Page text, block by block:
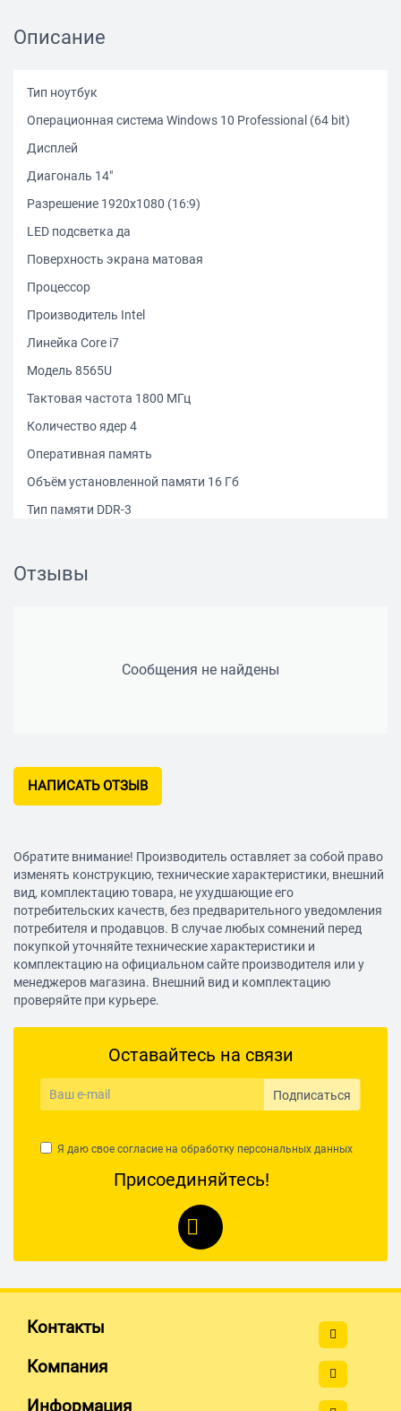
Описание
Тип ноутбук
Операционная система Windows 10 Professional (64 bit)
Дисплей
Диагональ 14"
Разрешение 1920x1080 (16:9)
LED подсветка да
Поверхность экрана матовая
Процессор
Производитель Intel
Линейка Core i7
Модель 8565U
Тактовая частота 1800 МГц
Количество ядер 4
Оперативная память
Объём установленной памяти 16 Гб
Тип памяти DDR-3
Тип графического контроллера интегрированный
Звук HD Audio
Встроенные динамики да
Привод
Оптический привод нет
Сеть
Сетевой интерфейс Gigabit Ethernet (10/100/1000 Мбит/с),
Wi-Fi, Bluetooth, 3G, LTE
Стандарт Wi-Fi 802.11b, 802.11g, 802.11n, 802.11ac
Интерфейсы 2 x USB 3.0, HDMI, 2 x Thunderbolt 3/USB-C,
наушники, микрофон
Веб-камера есть
Ёмкость батареи (мАч) 3230
- 32GB Intel Optane для ускорения работы системы
хранения данных
Размеры (ШхВхГ) 324 x 15 x 217 мм
Вес 1.09 кг
Отзывы
Сообщения не найдены
НАПИСАТЬ ОТЗЫВ
Обратите внимание! Производитель оставляет за собой право
изменять конструкцию, технические характеристики, внешний
вид, комплектацию товара, не ухудшающие его
потребительских качеств, без предварительного уведомления
потребителя и продавцов. В случае любых сомнений перед
покупкой уточняйте технические характеристики и
комплектацию на официальном сайте производителя или у
менеджеров магазина. Внешний вид и комплектацию
проверяйте при курьере.
Оставайтесь на связи
Подписаться
Я даю свое согласие на обработку персональных данных
Присоединяйтесь!
Контакты
Компания
Информация